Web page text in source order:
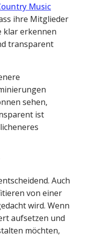
Music
ihre Mitglieder
klar erkennen
transparent
sehen,
ist
Auch
von einer
wird. Wenn
aufsetzen und
möchten,